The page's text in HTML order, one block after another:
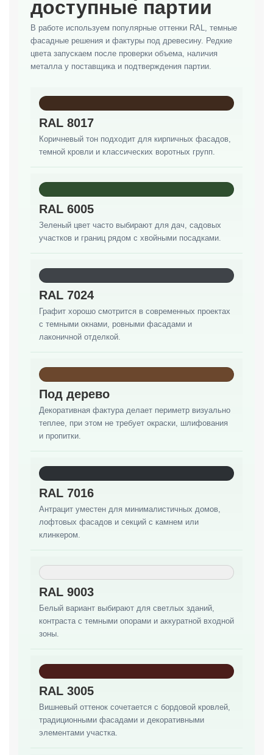
доступные партии
В работе используем популярные оттенки RAL, темные
фасадные решения и фактуры под древесину. Редкие
цвета запускаем после проверки объема, наличия
металла у поставщика и подтверждения партии.
RAL 8017
Коричневый тон подходит для кирпичных фасадов,
темной кровли и классических воротных групп.
RAL 6005
Зеленый цвет часто выбирают для дач, садовых
участков и границ рядом с хвойными посадками.
RAL 7024
Графит хорошо смотрится в современных проектах
с темными окнами, ровными фасадами и
лаконичной отделкой.
Под дерево
Декоративная фактура делает периметр визуально
теплее, при этом не требует окраски, шлифования
и пропитки.
RAL 7016
Антрацит уместен для минималистичных домов,
лофтовых фасадов и секций с камнем или
клинкером.
RAL 9003
Белый вариант выбирают для светлых зданий,
контраста с темными опорами и аккуратной входной
зоны.
RAL 3005
Вишневый оттенок сочетается с бордовой кровлей,
традиционными фасадами и декоративными
элементами участка.